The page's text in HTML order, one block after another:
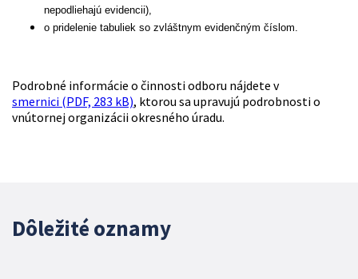
nepodliehajú evidencii),
o pridelenie tabuliek so zvláštnym evidenčným číslom.
Podrobné informácie o činnosti odboru nájdete v
smernici (PDF, 283 kB), ktorou sa upravujú podrobnosti o
vnútornej organizácii okresného úradu.
Dôležité oznamy